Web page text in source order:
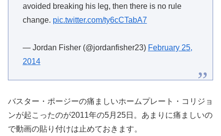
avoided breaking his leg, then there is no rule
change. pic.twitter.com/ty6cCTabA7
— Jordan Fisher (@jordanfisher23) February 25,
2014
バスター・ポージーの痛ましいホームプレート・コリジョ
ンが起こったのが2011年の5月25日。あまりに痛ましいの
で動画の貼り付けは止めておきます。